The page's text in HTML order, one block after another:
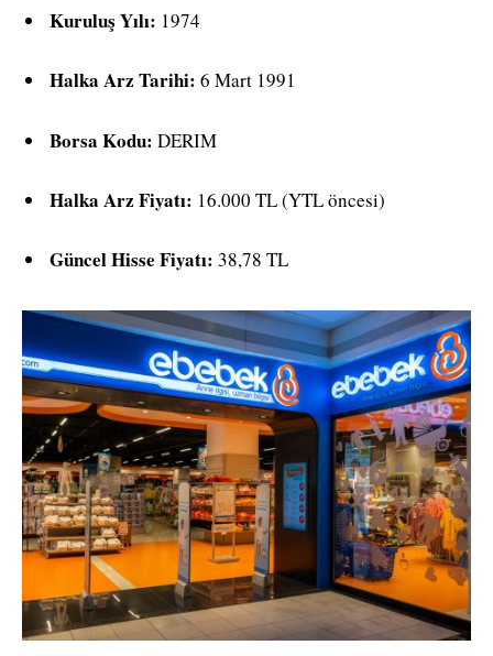
Kuruluş Yılı: 1974
Halka Arz Tarihi: 6 Mart 1991
Borsa Kodu: DERIM
Halka Arz Fiyatı: 16.000 TL (YTL öncesi)
Güncel Hisse Fiyatı: 38,78 TL